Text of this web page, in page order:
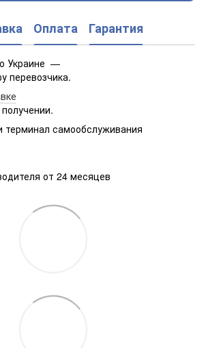
Оплата Гарантия
Украине —
перевозчика.
терминал самообслуживания
от 24 месяцев